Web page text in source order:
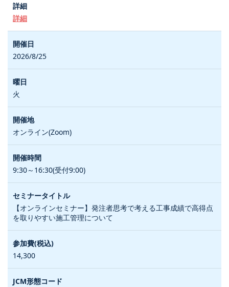
詳細
2026/8/25
火
オンライン(Zoom)
9:30～16:30(受付9:00)
【オンラインセミナー】発注者思考で考える工事成績で高得点
を取りやすい施工管理について
14,300